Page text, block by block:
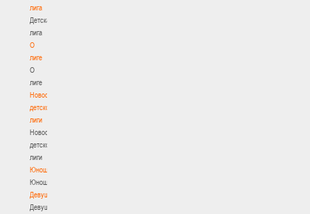
лига
Детская
лига
О
лиге
О
лиге
Новости
детской
лиги
Новости
детской
лиги
Юноши
Юноши
Девушки
Девушки